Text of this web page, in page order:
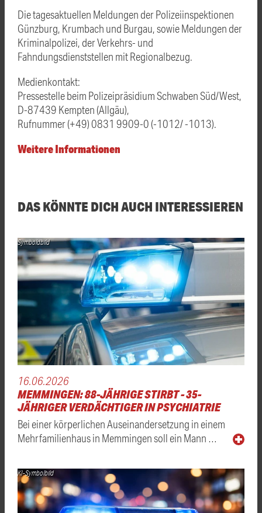
Die tagesaktuellen Meldungen der Polizeiinspektionen
Günzburg, Krumbach und Burgau, sowie Meldungen der
Kriminalpolizei, der Verkehrs- und
Fahndungsdienststellen mit Regionalbezug.
Medienkontakt:
Pressestelle beim Polizeipräsidium Schwaben Süd/West,
D-87439 Kempten (Allgäu),
Rufnummer (+49) 0831 9909-0 (-1012/ -1013).
Weitere Informationen
DAS KÖNNTE DICH AUCH INTERESSIEREN
Symboldbild
16.06.2026
MEMMINGEN: 88-JÄHRIGE STIRBT - 35-
JÄHRIGER VERDÄCHTIGER IN PSYCHIATRIE
Bei einer körperlichen Auseinandersetzung in einem
Mehrfamilienhaus in Memmingen soll ein Mann …
KI-Symbolbild